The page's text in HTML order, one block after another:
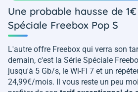
Une probable hausse de
Spéciale Freebox Pop S
L'autre offre Freebox qui verra son
demain, c'est la Série Spéciale
jusqu'à 5 Gb/s, le Wi-Fi 7 et un
24,99€/mois. Il vous reste un peu